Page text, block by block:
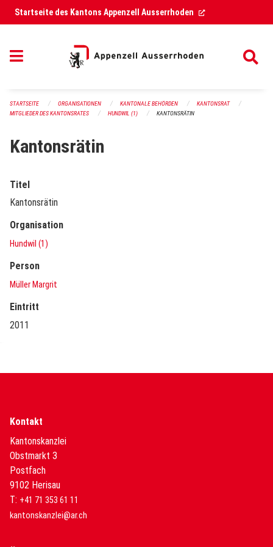
Navigation überspringen
Startseite des Kantons Appenzell Ausserrhoden (External Link)
STARTSEITE ORGANISATIONEN KANTONALE BEHÖRDEN
KANTONSRAT
MITGLIEDER DES KANTONSRATES
HUNDWIL (1) KANTONSRÄTIN
Kantonsrätin
Titel
Kantonsrätin
Organisation
Hundwil (1)
Person
Müller Margrit
Eintritt
2011
Kontakt
Kantonskanzlei
Obstmarkt 3
Postfach
9102 Herisau
T: +41 71 353 61 11
kantonskanzlei@ar.ch